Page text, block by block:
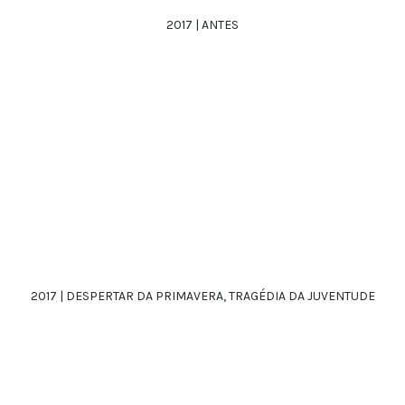
2017 | ANTES
2017 | DESPERTAR DA PRIMAVERA, TRAGÉDIA DA JUVENTUDE